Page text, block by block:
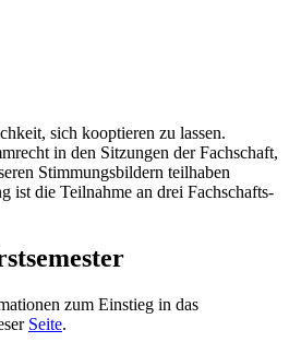
sich kooptieren zu lassen.
in den Sitzungen der Fachschaft,
Stimmungsbildern teilhaben
ist die Teilnahme an drei Fachschafts-
zum Einstieg in das
Seite.